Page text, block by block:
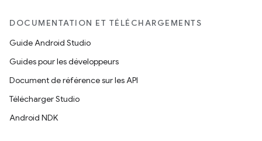
DOCUMENTATION ET TÉLÉCHARGEMENTS
Guide Android Studio
Guides pour les développeurs
Document de référence sur les API
Télécharger Studio
Android NDK